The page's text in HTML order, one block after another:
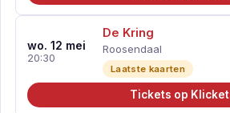
wo. 12 mei
20:30
De Kring
Roosendaal
Laatste kaarten
Tickets op Klicket